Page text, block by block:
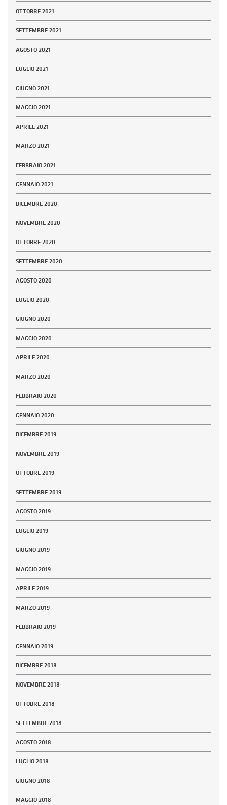
OTTOBRE 2021
SETTEMBRE 2021
AGOSTO 2021
LUGLIO 2021
GIUGNO 2021
MAGGIO 2021
APRILE 2021
MARZO 2021
FEBBRAIO 2021
GENNAIO 2021
DICEMBRE 2020
NOVEMBRE 2020
OTTOBRE 2020
SETTEMBRE 2020
AGOSTO 2020
LUGLIO 2020
GIUGNO 2020
MAGGIO 2020
APRILE 2020
MARZO 2020
FEBBRAIO 2020
GENNAIO 2020
DICEMBRE 2019
NOVEMBRE 2019
OTTOBRE 2019
SETTEMBRE 2019
AGOSTO 2019
LUGLIO 2019
GIUGNO 2019
MAGGIO 2019
APRILE 2019
MARZO 2019
FEBBRAIO 2019
GENNAIO 2019
DICEMBRE 2018
NOVEMBRE 2018
OTTOBRE 2018
SETTEMBRE 2018
AGOSTO 2018
LUGLIO 2018
GIUGNO 2018
MAGGIO 2018